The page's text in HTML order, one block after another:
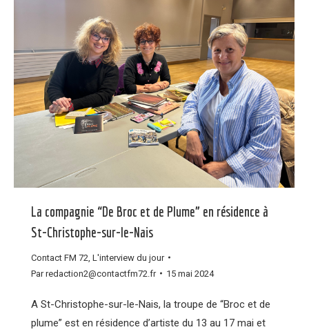
La compagnie “De Broc et de Plume” en résidence à
St-Christophe-sur-le-Nais
Contact FM 72 L'interview du jour
Parredaction2@contactfm72.fr 15 mai 2024
A St-Christophe-sur-le-Nais, la troupe de “Broc et de
plume” est en résidence d’artiste du 13 au 17 mai et